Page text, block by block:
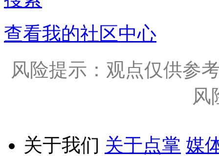
查看我的社区中心
风险提示：观点仅供参
风
关于我们 关于点掌 媒